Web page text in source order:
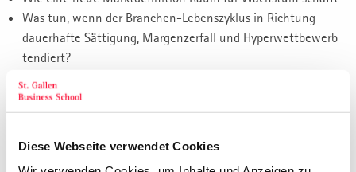
Diese Webseite verwendet Cookies
Was tun, wenn der Branchen-Lebenszyklus in Richtung
dauerhafte Sättigung, Margenzerfall und Hyperwettbewerb
tendiert?
zukunftsgerichtete Strategie
Die Erfolgsmechanismen des New Business Developments